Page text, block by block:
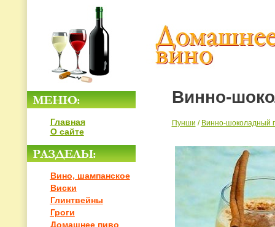
Главная
О сайте
Вино, шампанское
Виски
Глинтвейны
Гроги
Домашнее пиво
Винно-
Пунши / Винно-шоколадный